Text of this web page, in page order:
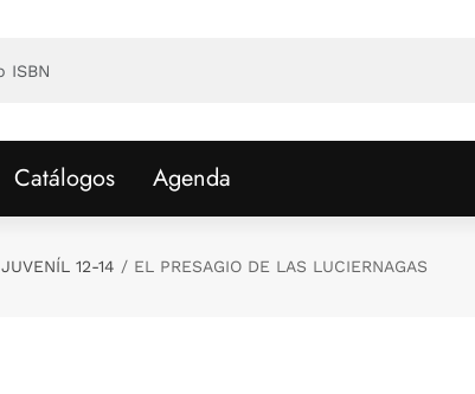
Catálogos Agenda
JUVENÍL 12-14 EL PRESAGIO DE LAS LUCIERNAGAS